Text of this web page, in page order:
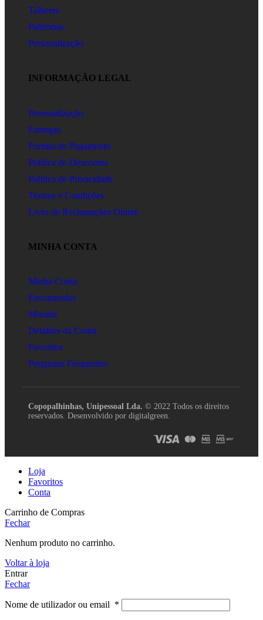
Talheres
Palhinhas
Personalização
INFORMAÇÃO LEGAL
Personalização
Entregas
Formas de Pagamento
Política de Descontos
Política de Privacidade
Termos e Condições
Livro de Reclamações Online
MINHA CONTA
Minha Conta
Encomendas
Morada
Detalhes da Conta
Favoritos
Perguntas Frequentes
Copopalhinhas, Unipessoal Lda. © 2022 Todos os direitos
reservados. Desenvolvido por digitalgreen.
Loja
Favoritos
Conta
Carrinho de Compras
Fechar
Nenhum produto no carrinho.
Voltar à loja
Entrar
Fechar
Nome de utilizador ou email *